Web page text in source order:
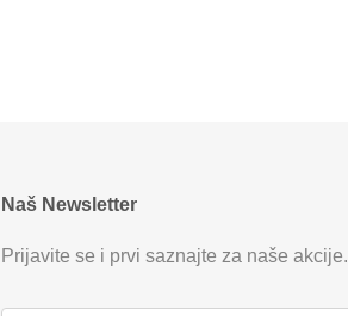
Naš Newsletter
Prijavite se i prvi saznajte za naše akcije.